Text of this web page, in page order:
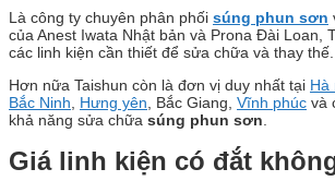
Là công ty chuyên phân phối súng phun sơn
của Anest Iwata Nhật bản và Prona Đài Loan,
các linh kiện cần thiết để sửa chữa và thay thế.
Hơn nữa Taishun còn là đơn vị duy nhất tại Hà
Bắc Ninh
Hưng yên , Bắc Giang, Vĩnh phúc và
khả năng sửa chữa súng phun sơn
Giá linh kiện có đắt